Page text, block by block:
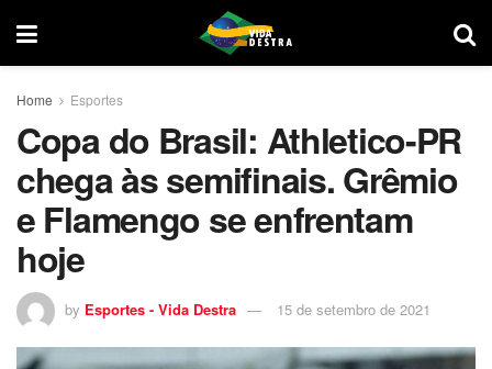
Home Esportes
Copa do Brasil: Athletico-PR
chega às semifinais. Grêmio
e Flamengo se enfrentam
hoje
by Esportes - Vida Destra 15 de setembro de 2021